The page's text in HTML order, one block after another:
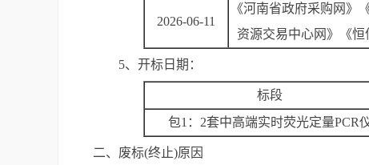
2026-06-11
《河南省政府采购网》
资源交易中心网》《恒
5、开标日期：
标段
包1：2套中高端实时荧光定量PCR
二、废标(终止)原因